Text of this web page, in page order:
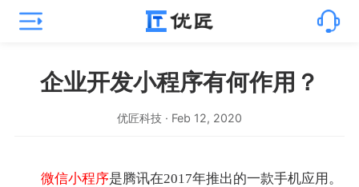
企业开发小程序有何作用？
优匠科技 · Feb 12, 2020
微信小程序是腾讯在2017年推出的一款手机应用。